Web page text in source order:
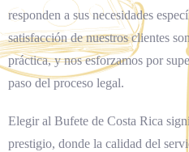
responden a sus necesidades
satisfacción de nuestros clientes
práctica, y nos esforzamos por
paso del proceso legal.
Elegir al Bufete de Costa Rica
prestigio, donde la calidad del